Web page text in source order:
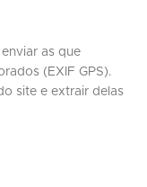
as que
(EXIF GPS).
site e extrair delas